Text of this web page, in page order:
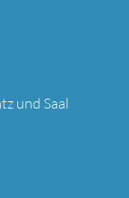
und Saal